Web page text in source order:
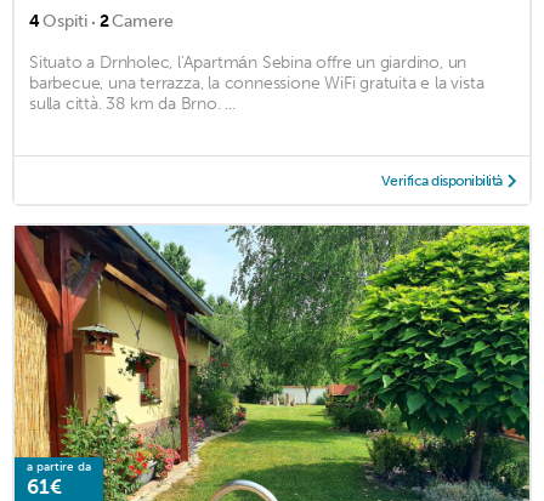
4Ospiti · 2Camere
Situato a Drnholec, l'Apartmán Sebina offre un giardino, un
barbecue, una terrazza, la connessione WiFi gratuita e la vista
sulla città. 38 km da Brno. ...
Verifica disponibilità
a partire da
61€